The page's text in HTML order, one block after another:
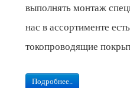
выполнять монтаж
нас в ассортименте
токопроводящие
Подробнее..